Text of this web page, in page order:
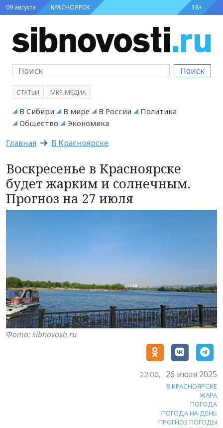
09 августа КРАСНОЯРСК 18+
Поиск
СТАТЬИ МКР-МЕДИА
В Сибири В мире В России
Политика
Общество
Экономика
Главная В Красноярске
Воскресенье в Красноярске
будет жарким и солнечным.
Прогноз на 27 июля
Фото: sibnovosti.ru
22:00, 26 июля 2025
В КРАСНОЯРСКЕ
ЖАРА
ПОГОДА
ПОГОДА НА ДЕНЬ
ПРОГНОЗ ПОГОДЫ